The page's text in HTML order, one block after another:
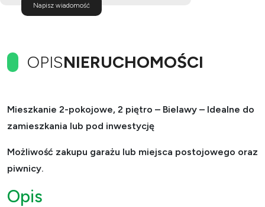
Napisz wiadomość
OPISNIERUCHOMOŚCI
Mieszkanie 2-pokojowe, 2 piętro – Bielawy – Idealne do
zamieszkania lub pod inwestycję
Możliwość zakupu garażu lub miejsca postojowego oraz
piwnicy.
Opis